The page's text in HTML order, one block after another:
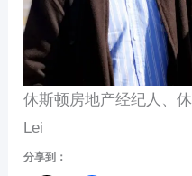
休斯顿房地产经纪人、
Lei
分享到：